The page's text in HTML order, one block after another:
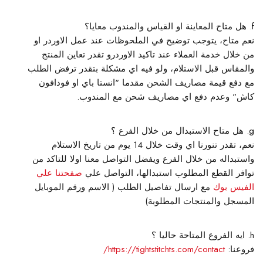
هل متاح المعاينة او القياس والمندوب معايا؟
نعم متاح، يتوجب توضيح في الملحوظات عند عمل الاوردر او
من خلال خدمة العملاء عند تاكيد الاوردرو تقدر تعاين المنتج
والمقاس قبل الاستلام، ولو فيه اي مشكلة بتقدر ترفض الطلب
مع دفع قيمة مصاريف الشحن مقدما "انستا باي او فودافون
كاش" وعدم دفع اي مصاريف شحن مع المندوب.
هل متاح الاستبدال من خلال الفرع ؟
نعم، تقدر تنورنا اي وقت خلال 14 يوم من تاريخ الاستلام
واستبداله من خلال الفرع ويفضل التواصل معنا اولا للتاكد من
توافر القطع المطلوب استبدالها، التواصل علي صفحتنا علي
الفيس بوك مع ارسال تفاصيل الطلب ( الاسم ورقم الموبايل
المسجل والمنتجات المطلوبة)
ايه الفروع المتاحة حاليا ؟
فروعنا:https://tightstitchts.com/contact/